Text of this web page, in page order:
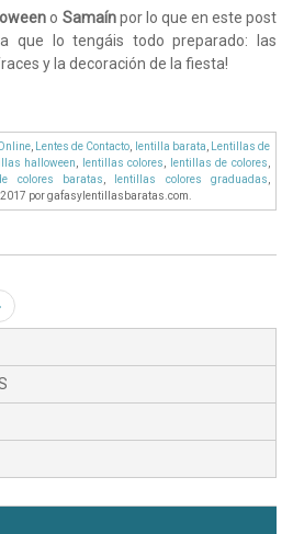
o Samaínpor lo que en este post
que lo tengáis todo preparado: las
y la decoración de la fiesta!
, Lentes de Contacto lentilla barata
Lentillas de
halloween lentillas colores lentillas de colores
colores baratas lentillas colores graduadas
por gafasylentillasbaratas.com